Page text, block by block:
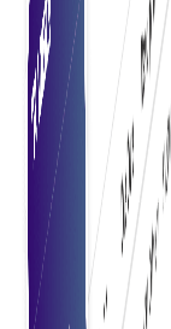
เข้าถึงได้และประ
สอบ
กระแสเงินสดที่ดีขึ้น
ปรับปรุงการบริหา
จัดทำใบแจ้งหนี้แล